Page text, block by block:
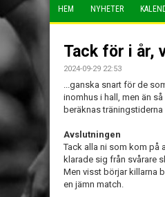
HEM NYHETER
Tack för i år,
2024-09-29 22:53
...ganska snart för de
inomhus i hall, men än
beräknas träningstiderna
Avslutningen
Tack alla ni som kom på
klarade sig från svårare
Men visst börjar killarna
en jämn match.